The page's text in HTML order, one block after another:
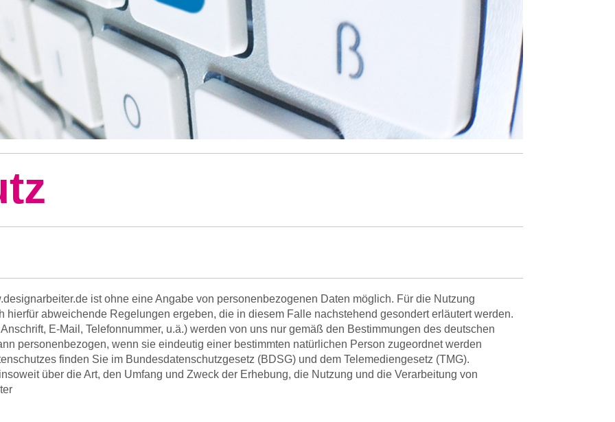
ist ohne eine Angabe von personenbezogenen Daten möglich. Für die Nutzung
hierfür abweichende Regelungen ergeben, die in diesem Falle nachstehend gesondert erläutert werden.
E-Mail, Telefonnummer, u.ä.) werden von uns nur gemäß den Bestimmungen des deutschen
personenbezogen, wenn sie eindeutig einer bestimmten natürlichen Person zugeordnet werden
finden Sie im Bundesdatenschutzgesetz (BDSG) und dem Telemediengesetz (TMG).
über die Art, den Umfang und Zweck der Erhebung, die Nutzung und die Verarbeitung von